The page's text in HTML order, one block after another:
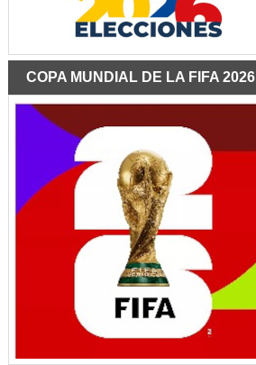
COPA MUNDIAL DE LA FIFA 2026